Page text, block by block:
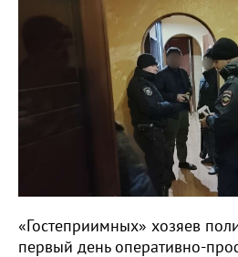
«Гостеприимных» хозяев
первый день оперативно-